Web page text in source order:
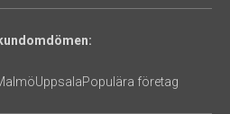
UppsalaPopulära företag